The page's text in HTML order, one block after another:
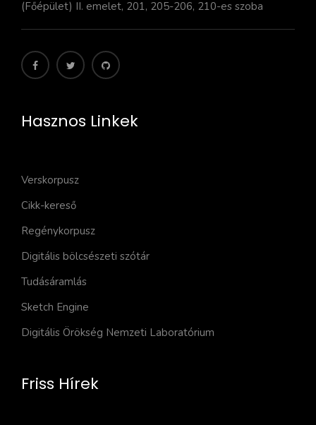
(Főépület) II. emelet, 201, 205-206, 210-es szoba
Hasznos Linkek
Verskorpusz
Cikk-kereső
Regénykorpusz
Digitális bölcsészeti szótár
Tudásáramlás
Sketch Engine
Digitális Örökség Nemzeti Laboratórium
Friss Hírek